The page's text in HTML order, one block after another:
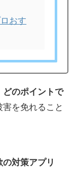
おす
どのポイントで
を免れること
の対策アプリ